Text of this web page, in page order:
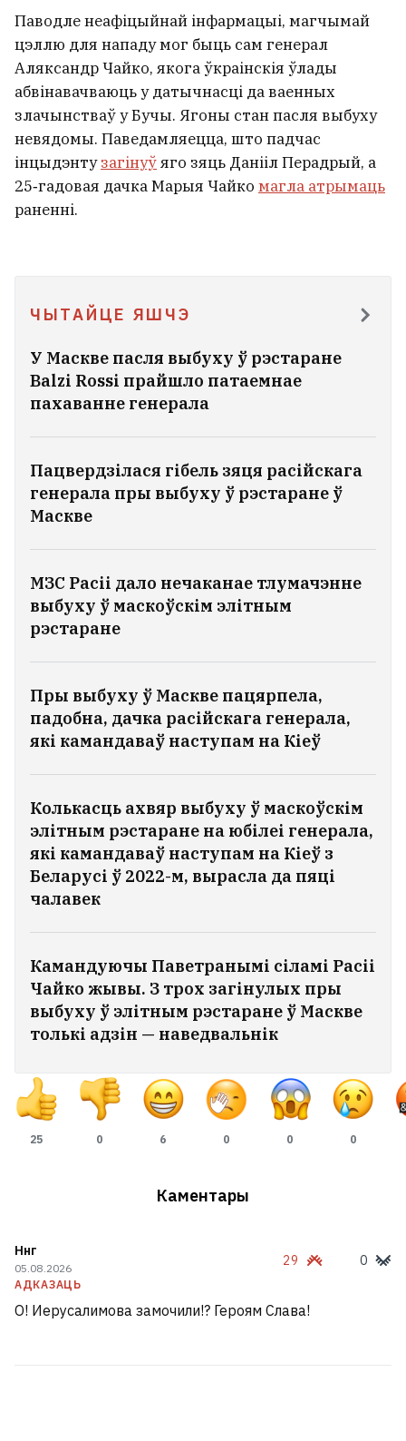
Паводле неафіцыйнай інфармацыі, магчымай
цэллю для нападу мог быць сам генерал
Аляксандр Чайко, якога ўкраінскія ўлады
абвінавачваюць у датычнасці да ваенных
злачынстваў у Бучы. Ягоны стан пасля выбуху
невядомы. Паведамляецца, што падчас
інцыдэнтузагінуўяго зяць Данііл Перадрый, а
25‑гадовая дачка Марыя Чайко магла атрымаць
раненні.
ЧЫТАЙЦЕ ЯШЧЭ
У Маскве пасля выбуху ў рэстаране
Balzi Rossi прайшло патаемнае
пахаванне генерала
Пацвердзілася гібель зяця расійскага
генерала пры выбуху ў рэстаране ў
Маскве
МЗС Расіі дало нечаканае тлумачэнне
выбуху ў маскоўскім элітным
рэстаране
Пры выбуху ў Маскве пацярпела,
падобна, дачка расійскага генерала,
які камандаваў наступам на Кіеў
Колькасць ахвяр выбуху ў маскоўскім
элітным рэстаране на юбілеі генерала,
які камандаваў наступам на Кіеў з
Беларусі ў 2022-м, вырасла да пяці
чалавек
Камандуючы Паветранымі сіламі Расіі
Чайко жывы. З трох загінулых пры
выбуху ў элітным рэстаране ў Маскве
толькі адзін — наведвальнік
25 0 6 0 0 0
Каментары
Ннг
05.08.2026
АДКАЗАЦЬ
29 0
О! Иерусалимова замочили!? Героям Слава!